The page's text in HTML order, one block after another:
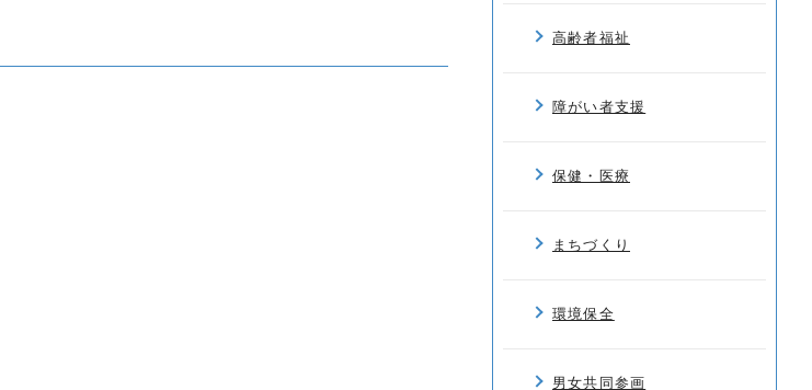
高齢者福祉
障がい者支援
保健・医療
まちづくり
環境保全
男女共同参画